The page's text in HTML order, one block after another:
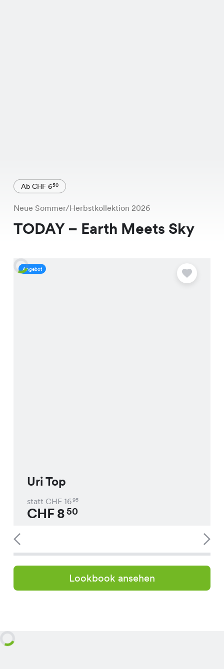
Ab CHF 650
Neue Sommer/Herbstkollektion 2026
TODAY – Earth Meets Sky
Angebot
Uri Top
statt CHF 1695
CHF850
Lookbook ansehen